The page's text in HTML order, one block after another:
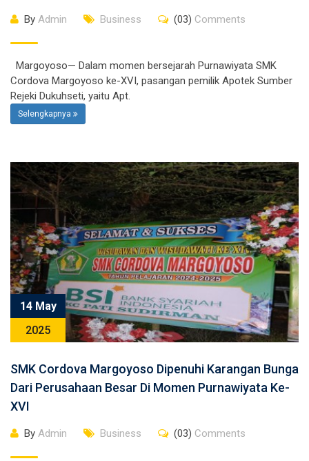
By Admin Business (03) Comments
Margoyoso— Dalam momen bersejarah Purnawiyata SMK
Cordova Margoyoso ke-XVI, pasangan pemilik Apotek Sumber
Rejeki Dukuhseti, yaitu Apt.
Selengkapnya
14 May
2025
SMK Cordova Margoyoso Dipenuhi Karangan Bunga
Dari Perusahaan Besar Di Momen Purnawiyata Ke-
XVI
By Admin Business (03) Comments